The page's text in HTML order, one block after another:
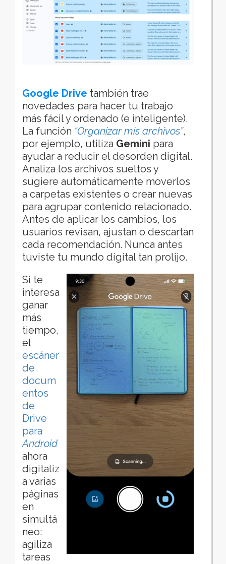
Google Drive también trae
novedades para hacer tu trabajo
más fácil y ordenado (e inteligente).
La función “Organizar mis archivos”,
por ejemplo, utiliza Gemini para
ayudar a reducir el desorden digital.
Analiza los archivos sueltos y
sugiere automáticamente moverlos
a carpetas existentes o crear nuevas
para agrupar contenido relacionado.
Antes de aplicar los cambios, los
usuarios revisan, ajustan o descartan
cada recomendación. Nunca antes
tuviste tu mundo digital tan prolijo.
Si te
interesa
ganar
más
tiempo,
el
escáner
de
docum
entos
de
Drive
para
Android
ahora
digitaliz
a varias
páginas
en
simultá
neo:
agiliza
tareas